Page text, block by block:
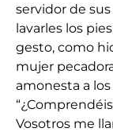
servidor de
lavarles los
gesto, como
mujer
amonesta a
Vosotros me